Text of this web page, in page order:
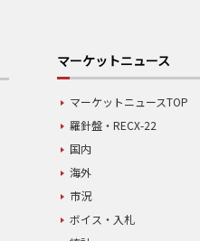
マーケットニュース
マーケットニュースTOP
羅針盤・RECX-22
国内
海外
市況
ボイス・入札